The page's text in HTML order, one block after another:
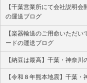
【千葉営業所にて会社説明
の運送ブログ
【楽器輸送のご用命いただ
ードの運送ブログ
【納豆は最高】千葉・神奈
【令和８年熊本地震】千葉